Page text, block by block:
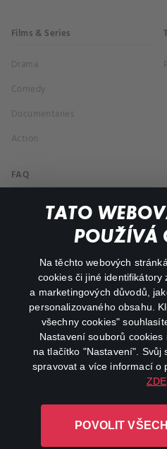
TATO
POUŽÍVÁ
Na těchto webových
cookies či jiné identifikátory
a marketingových důvodů,
personalizovaného obsahu.
všechny cookies"
Nastavení souborů
na tlačítko "Nastavení". Svůj
spravovat a více informací o
ZDE
POVOLIT
Films & Series
Drama
Comedy
Documentaries
Action
FAQ
My profile
facebook
L-1246 Luxembourg R.C.S.